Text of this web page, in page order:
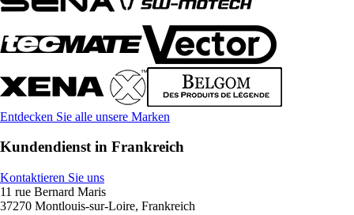
Entdecken Sie alle unsere Marken
Kundendienst in Frankreich
Kontaktieren Sie uns
11 rue Bernard Maris
37270 Montlouis-sur-Loire, Frankreich